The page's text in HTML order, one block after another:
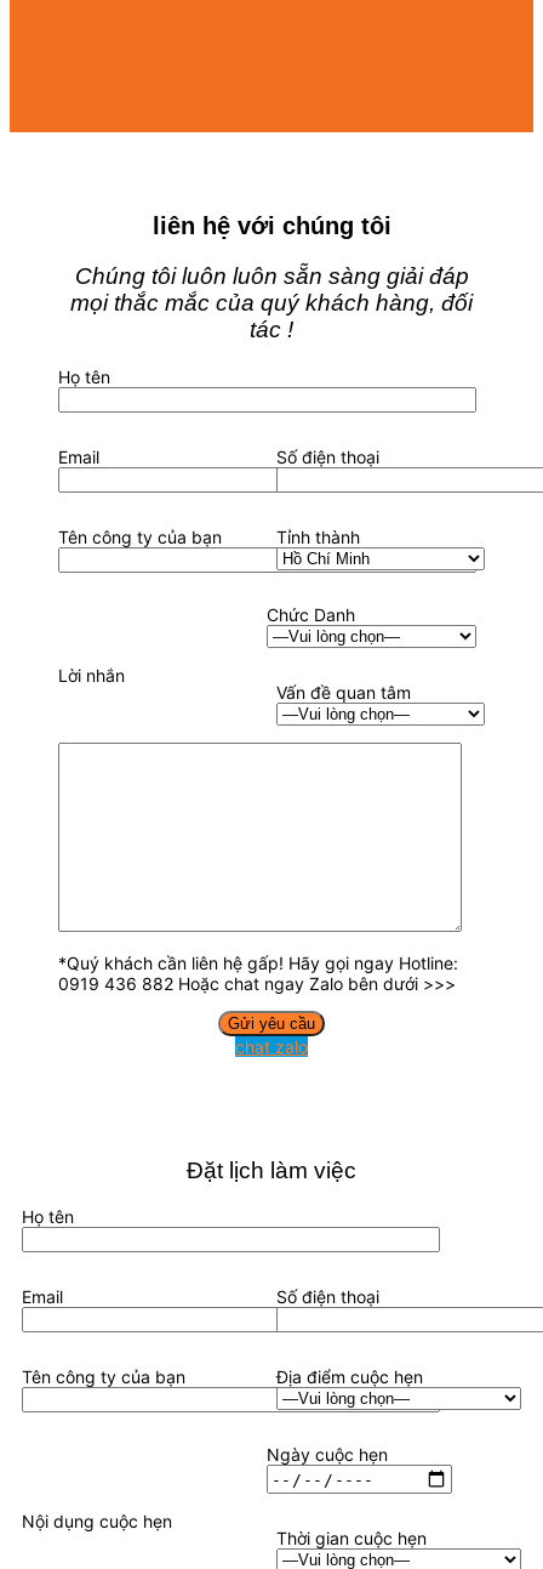
liên hệ với chúng tôi
Chúng tôi luôn luôn sẵn sàng giải đáp
mọi thắc mắc của quý khách hàng, đối
tác !
Họ tên
Email Số điện thoại
Tên công ty của bạn Tỉnh thành
Chức Danh
Vấn đề quan tâm
Lời nhắn
*Quý khách cần liên hệ gấp! Hãy gọi ngay Hotline:
0919 436 882 Hoặc chat ngay Zalo bên dưới >>>
chat zalo
Đặt lịch làm việc
Họ tên
Email Số điện thoại
Tên công ty của bạn Địa điểm cuộc hẹn
Ngày cuộc hẹn
Thời gian cuộc hẹn
Nội dụng cuộc hẹn